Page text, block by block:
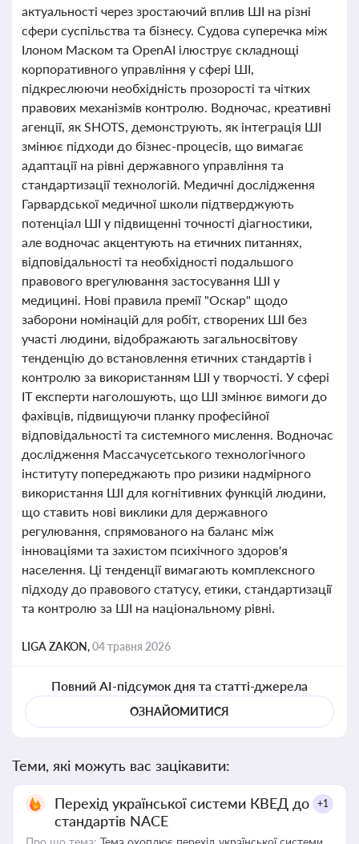
актуальності через зростаючий вплив ШІ на різні
сфери суспільства та бізнесу. Судова суперечка між
Ілоном Маском та OpenAI ілюструє складнощі
корпоративного управління у сфері ШІ,
підкреслюючи необхідність прозорості та чітких
правових механізмів контролю. Водночас, креативні
агенції, як SHOTS, демонструють, як інтеграція ШІ
змінює підходи до бізнес-процесів, що вимагає
адаптації на рівні державного управління та
стандартизації технологій. Медичні дослідження
Гарвардської медичної школи підтверджують
потенціал ШІ у підвищенні точності діагностики,
але водночас акцентують на етичних питаннях,
відповідальності та необхідності подальшого
правового врегулювання застосування ШІ у
медицині. Нові правила премії "Оскар" щодо
заборони номінацій для робіт, створених ШІ без
участі людини, відображають загальносвітову
тенденцію до встановлення етичних стандартів і
контролю за використанням ШІ у творчості. У сфері
IT експерти наголошують, що ШІ змінює вимоги до
фахівців, підвищуючи планку професійної
відповідальності та системного мислення. Водночас
дослідження Массачусетського технологічного
інституту попереджають про ризики надмірного
використання ШІ для когнітивних функцій людини,
що ставить нові виклики для державного
регулювання, спрямованого на баланс між
інноваціями та захистом психічного здоров'я
населення. Ці тенденції вимагають комплексного
підходу до правового статусу, етики, стандартизації
та контролю за ШІ на національному рівні.
LIGA ZAKON,04 травня 2026
Повний AI-підсумок дня та статті-джерела
ОЗНАЙОМИТИСЯ
Теми, які можуть вас зацікавити:
Перехід української системи КВЕД до
стандартів NACE
+1